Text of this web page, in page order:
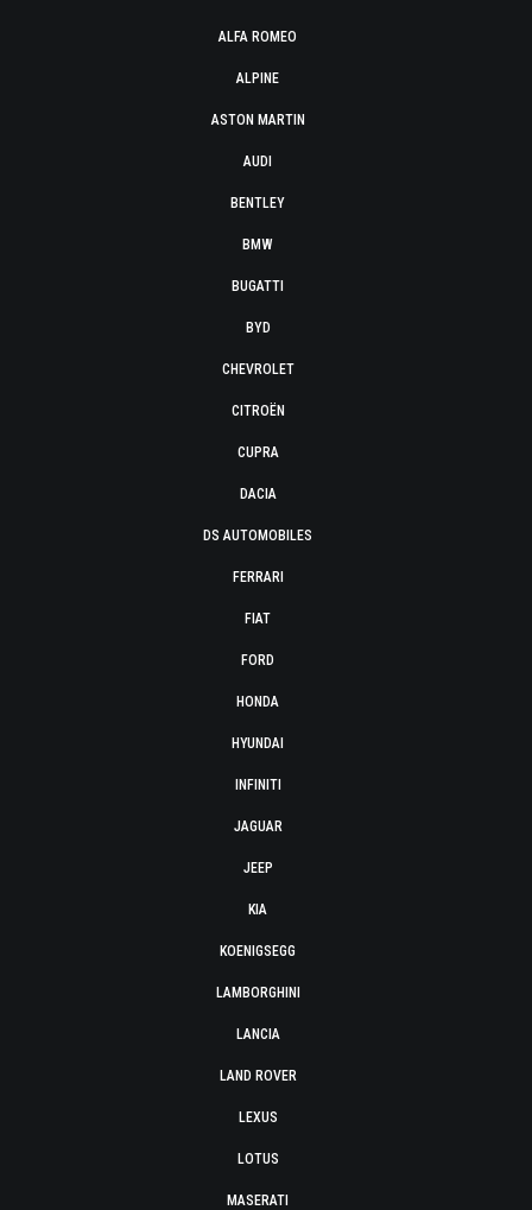
ALFA ROMEO
ALPINE
ASTON MARTIN
AUDI
BENTLEY
BMW
BUGATTI
BYD
CHEVROLET
CITROËN
CUPRA
DACIA
DS AUTOMOBILES
FERRARI
FIAT
FORD
HONDA
HYUNDAI
INFINITI
JAGUAR
JEEP
KIA
KOENIGSEGG
LAMBORGHINI
LANCIA
LAND ROVER
LEXUS
LOTUS
MASERATI